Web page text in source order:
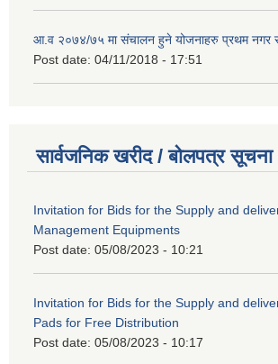
आ.व २०७४/७५ मा संचालन हुने योजनाहरु प्रथम नगर
Post date: 04/11/2018 - 17:51
सार्वजनिक खरीद / बोलपत्र सूचना
Invitation for Bids for the Supply and
Management Equipments
Post date: 05/08/2023 - 10:21
Invitation for Bids for the Supply and
Pads for Free Distribution
Post date: 05/08/2023 - 10:17